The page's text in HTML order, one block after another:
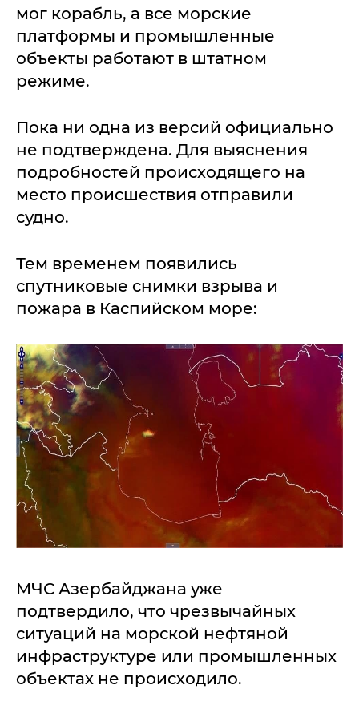
мог корабль, а все морские
платформы и промышленные
объекты работают в штатном
режиме.
Пока ни одна из версий официально
не подтверждена. Для выяснения
подробностей происходящего на
место происшествия отправили
судно.
Тем временем появились
спутниковые снимки взрыва и
пожара в Каспийском море:
МЧС Азербайджана уже
подтвердило, что чрезвычайных
ситуаций на морской нефтяной
инфраструктуре или промышленных
объектах не происходило.